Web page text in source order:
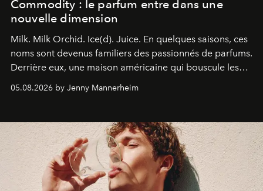
Commodity : le parfum entre dans une
nouvelle dimension
Milk. Milk Orchid. Ice(d). Juice. En quelques saisons, ces
noms sont devenus familiers des passionnés de parfums.
Derrière eux, une maison américaine qui bouscule les
une approche aussi intuitive que personnelle :
05.08.2026 by Jenny Mannerheim